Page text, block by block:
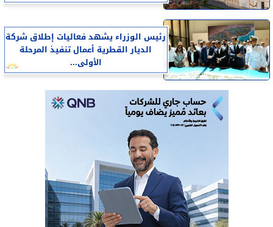
رئيس الوزراء يشهد فعاليات إطلاق شركة
الديار القطرية أعمال تنفيذ المرحلة
الأولى...